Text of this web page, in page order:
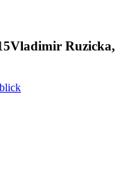
Ruzicka,